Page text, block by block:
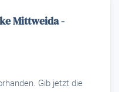
Mittweida -
Gib jetzt die